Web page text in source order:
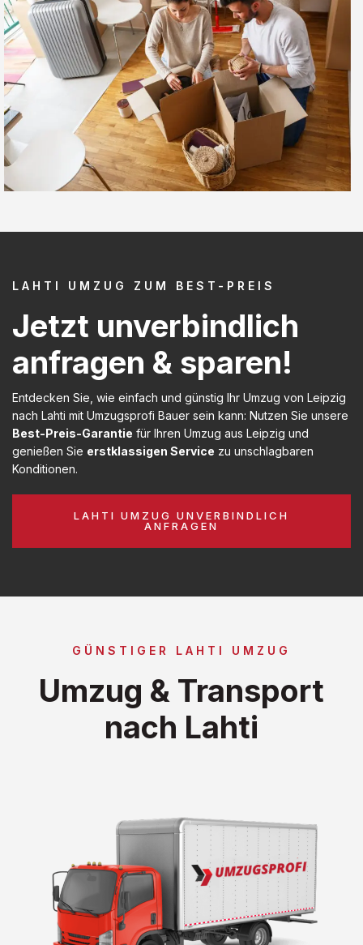
LAHTI UMZUG ZUM BEST-PREIS
Jetzt unverbindlich
anfragen & sparen!
Entdecken Sie, wie einfach und günstig Ihr Umzug von Leipzig
nach Lahti mit Umzugsprofi Bauer sein kann: Nutzen Sie unsere
Best-Preis-Garantie für Ihren Umzug aus Leipzig und
genießen Sie erstklassigen Service zu unschlagbaren
Konditionen.
LAHTI UMZUG UNVERBINDLICH
ANFRAGEN
GÜNSTIGER LAHTI UMZUG
Umzug & Transport
nach Lahti